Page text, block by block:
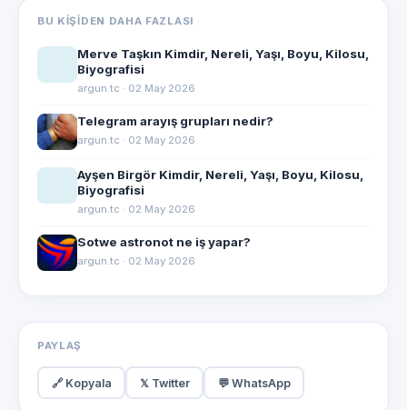
BU KIŞIDEN DAHA FAZLASI
Merve Taşkın Kimdir, Nereli, Yaşı, Boyu, Kilosu,
Biyografisi
argun.tc · 02 May 2026
Telegram arayış grupları nedir?
argun.tc · 02 May 2026
Ayşen Birgör Kimdir, Nereli, Yaşı, Boyu, Kilosu,
Biyografisi
argun.tc · 02 May 2026
Sotwe astronot ne iş yapar?
argun.tc · 02 May 2026
PAYLAŞ
🔗 Kopyala 𝕏 Twitter 💬 WhatsApp